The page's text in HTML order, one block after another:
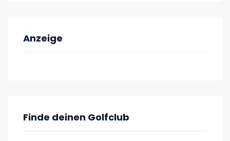
Anzeige
Finde deinen Golfclub